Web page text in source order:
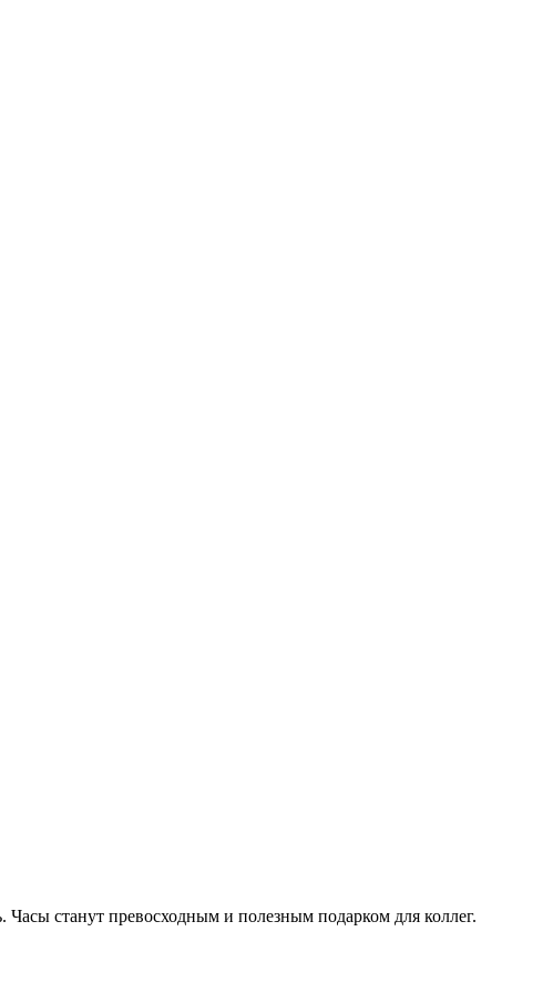
станут превосходным и полезным подарком для коллег.